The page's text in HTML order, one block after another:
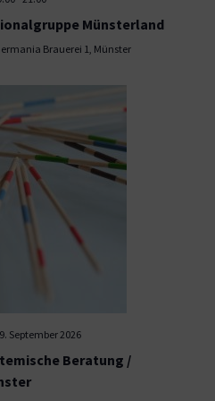
Münsterland
Brauerei 1, Münster
September 2026
Beratung /